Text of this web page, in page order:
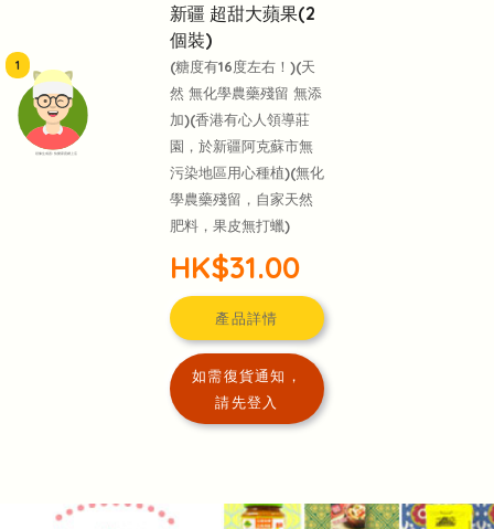
頭像生成器: 快樂家庭網上店
1
新疆 超甜大蘋果(2
個裝)
(糖度有16度左右！)(天
然 無化學農藥殘留 無添
加)(香港有心人領導莊
園，於新疆阿克蘇市無
污染地區用心種植)(無化
學農藥殘留，自家天然
肥料，果皮無打蠟)
HK$31.00
產品詳情
如需復貨通知，
請先登入